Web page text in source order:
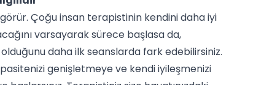
Çoğu insan terapistinin kendini daha iyi
varsayarak sürece başlasa da,
daha ilk seanslarda fark edebilirsiniz.
genişletmeye ve kendi iyileşmenizi